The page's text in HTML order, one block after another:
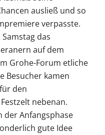
ausließ und so
verpasste.
das
auf dem
Grohe-Forum etliche
Besucher kamen
den
nebenan.
der Anfangsphase
gute Idee